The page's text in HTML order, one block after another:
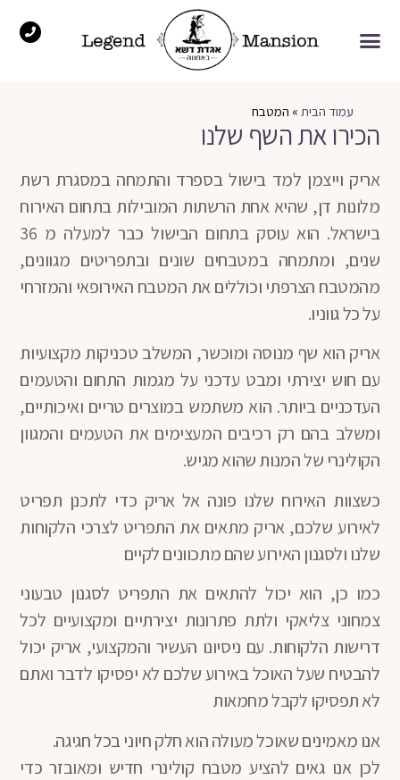
עמוד הבית » המטבח
הכירו את השף שלנו
אריק וייצמן למד בישול בספרד והתמחה במסגרת רשת
מלונות דן, שהיא אחת הרשתות המובילות בתחום האירוח
בישראל. הוא עוסק בתחום הבישול כבר למעלה מ 36
שנים, ומתמחה במטבחים שונים ובתפריטים מגוונים,
מהמטבח הצרפתי וכוללים את המטבח האירופאי והמזרחי
על כל גווניו.
אריק הוא שף מנוסה ומוכשר, המשלב טכניקות מקצועיות
עם חוש יצירתי ומבט עדכני על מגמות התחום והטעמים
העדכניים ביותר. הוא משתמש במוצרים טריים ואיכותיים,
ומשלב בהם רק רכיבים המעצימים את הטעמים והמגוון
הקולינרי של המנות שהוא מגיש.
כשצוות האירוח שלנו פונה אל אריק כדי לתכנן תפריט
לאירוע שלכם, אריק מתאים את התפריט לצרכי הלקוחות
שלנו ולסגנון האירוע שהם מתכוונים לקיים
כמו כן, הוא יכול להתאים את התפריט לסגנון טבעוני
צמחוני צליאקי ולתת פתרונות יצירתיים ומקצועיים לכל
דרישות הלקוחות. עם ניסיונו העשיר והמקצועי, אריק יכול
להבטיח שעל האוכל באירוע שלכם לא יפסיקו לדבר ואתם
לא תפסיקו לקבל מחמאות
אנו מאמינים שאוכל מעולה הוא חלק חיוני בכל חגיגה.
לכן אנו גאים להציע מטבח קולינרי חדיש ומאובזר כדי